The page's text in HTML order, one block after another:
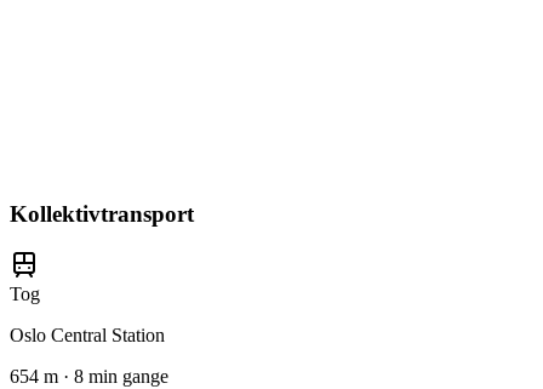
Kollektivtransport
Tog
Oslo Central Station
654 m · 8 min gange